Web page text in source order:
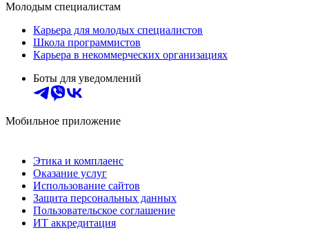
Молодым специалистам
Карьера для молодых специалистов
Школа программистов
Карьера в некоммерческих организациях
Боты для уведомлений
Мобильное приложение
Этика и комплаенс
Оказание услуг
Использование сайтов
Защита персональных данных
Пользовательское соглашение
ИТ аккредитация